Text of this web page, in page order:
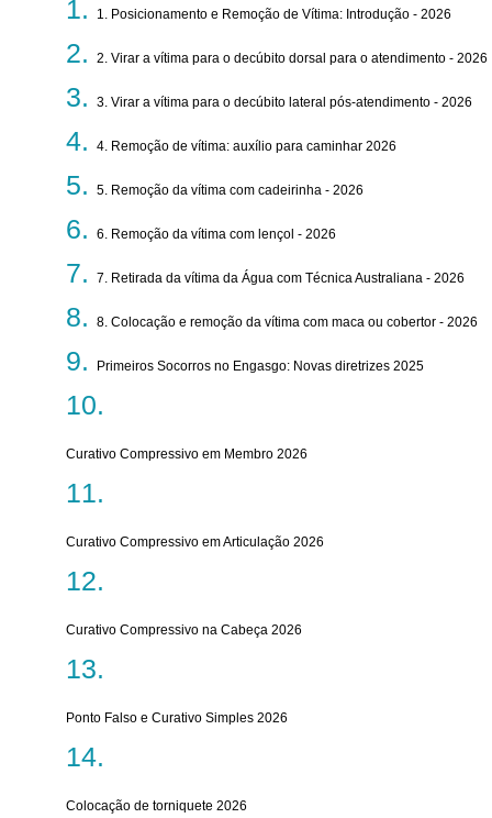
1. Posicionamento e Remoção de Vítima: Introdução - 2026
2. Virar a vítima para o decúbito dorsal para o atendimento - 2026
3. Virar a vítima para o decúbito lateral pós-atendimento - 2026
4. Remoção de vítima: auxílio para caminhar 2026
5. Remoção da vítima com cadeirinha - 2026
6. Remoção da vítima com lençol - 2026
7. Retirada da vítima da Água com Técnica Australiana - 2026
8. Colocação e remoção da vítima com maca ou cobertor - 2026
Primeiros Socorros no Engasgo: Novas diretrizes 2025
Curativo Compressivo em Membro 2026
Curativo Compressivo em Articulação 2026
Curativo Compressivo na Cabeça 2026
Ponto Falso e Curativo Simples 2026
Colocação de torniquete 2026